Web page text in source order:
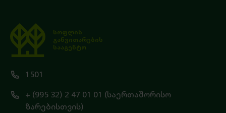
სოფლის
განვითარების
სააგენტო
1501
+ (995 32) 2 47 01 01 (საერთაშორისო
ზარებისთვის)